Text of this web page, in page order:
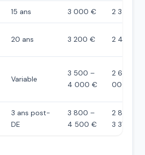
15 ans 3 000 € 2 340 €
20 ans 3 200 € 2 400 €
Variable
3 500 –
4 000 €
2 625 – 3
000 €
3 ans post-
DE
3 800 –
4 500 €
2 850 –
3 375 €